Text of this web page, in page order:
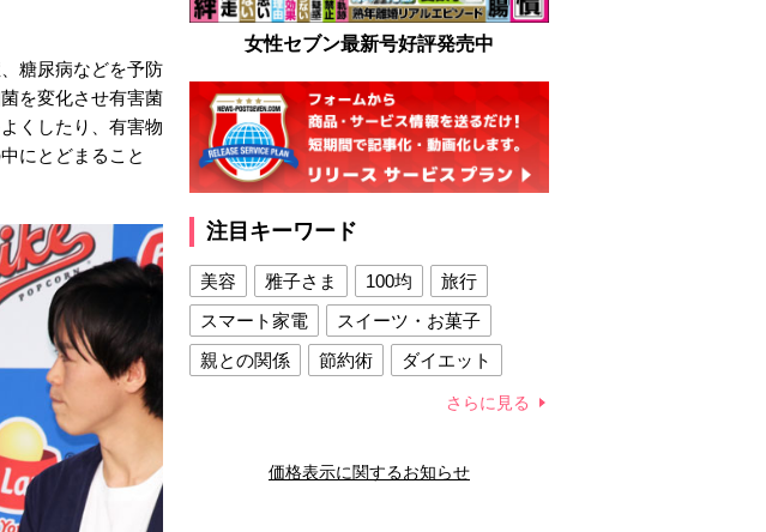
糖尿病などを予防
を変化させ有害菌
くしたり、有害物
にとどまること
女性セブン最新号好評発売中
注目キーワード
美容 雅子さま 100均
旅行
スマート家電
スイーツ・お菓子
親との関係
節約術
ダイエット
夫との関係
新津春子 どか食い
さらに見る
価格表示に関するお知らせ